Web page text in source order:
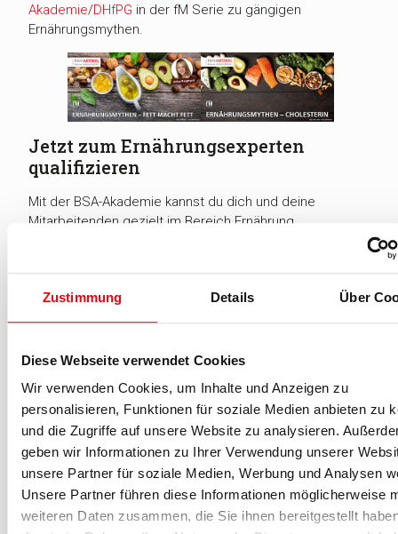
Zustimmung Details Über
Diese Webseite verwendet Cookies
Wir verwenden Cookies, um Inhalte und Anzeigen zu
personalisieren, Funktionen für soziale Medien anbieten zu
und die Zugriffe auf unsere Website zu analysieren.
geben wir Informationen zu Ihrer Verwendung unserer
unsere Partner für soziale Medien, Werbung und Analysen
Unsere Partner führen diese Informationen möglicherweise
weiteren Daten zusammen, die Sie ihnen bereitgestellt
Akademie/DHfPG in der fM Serie zu gängigen
Ernährungsmythen.
Jetzt zum Ernährungsexperten
qualifizieren
Mit der BSA-Akademie kannst du dich und deine
Mitarbeitenden gezielt im Bereich Ernährung
Für fitness MANAGEMENT berichtet